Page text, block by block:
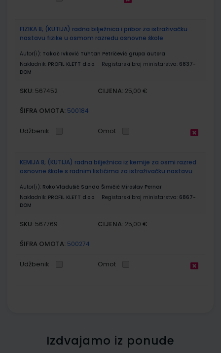
FIZIKA 8; (KUTIJA) radna bilježnica i pribor za istraživačku
nastavu fizike u osmom razredu osnovne škole
Autor(i): Takač Ivković Tuhtan Petričević grupa autora
Nakladnik: PROFIL KLETT d.o.o. Registarski broj ministarstva: 6837-
DOM
SKU: 567452 CIJENA: 25,00 €
ŠIFRA OMOTA: 500184
Udžbenik Omot
KEMIJA 8; (KUTIJA) radna bilježnica iz kemije za osmi razred
osnovne škole s radnim listićima za istraživačku nastavu
Autor(i): Roko Vladušić Sanda Šimičić Miroslav Pernar
Nakladnik: PROFIL KLETT d.o.o. Registarski broj ministarstva: 6867-
DOM
SKU: 567769 CIJENA: 25,00 €
ŠIFRA OMOTA: 500274
Udžbenik Omot
Izdvajamo iz ponude